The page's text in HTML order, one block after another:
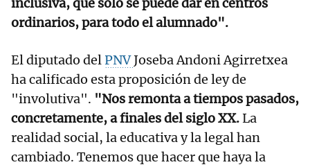
inclusiva, que solo se puede dar en centros
ordinarios, para todo el alumnado".
El diputado delPNVJoseba Andoni Agirretxea
ha calificado esta proposición de ley de
"involutiva". "Nos remonta a tiempos pasados,
concretamente, a finales del siglo XX.La
realidad social, la educativa y la legal han
cambiado. Tenemos que hacer que haya la